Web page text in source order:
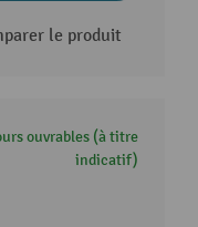
le produit
ouvrables (à titre
indicatif)